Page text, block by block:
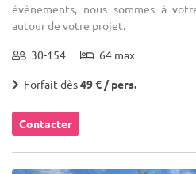
évènements, nous sommes à
autour de votre projet.
30-154 64 max
Forfait dès49 € / pers.
Contacter